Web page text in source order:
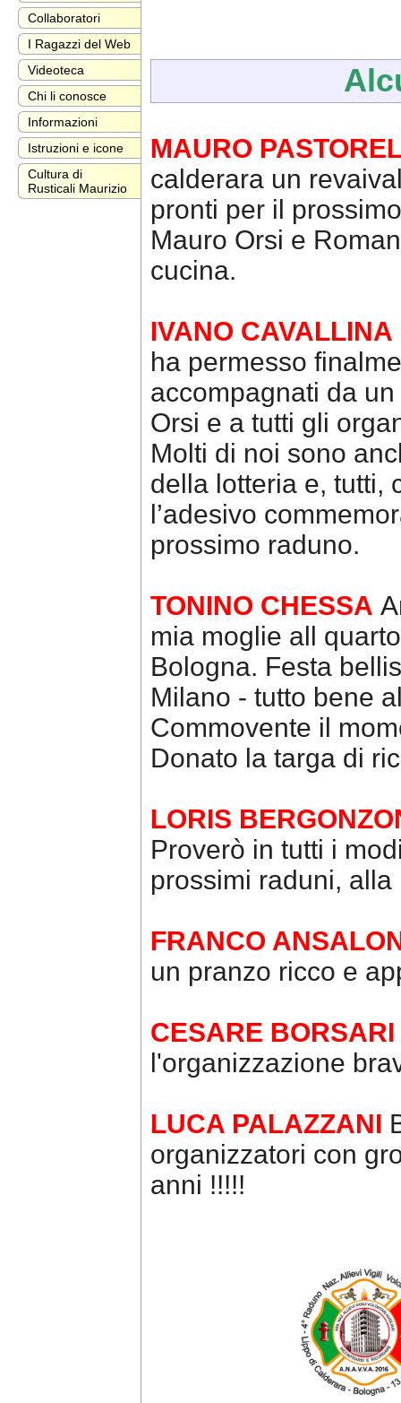
Collaboratori
I Ragazzi del Web
Videoteca
Chi li conosce
Informazioni
Istruzioni e icone
Cultura di
Rusticali Maurizio
MAURO
calderara un
pronti per il
Mauro Orsi e
cucina.
IVANO CAVALLINA
ha permesso
accompagnati da
Orsi e a tutti gli
Molti di noi sono
della lotteria e, tutti,
l’adesivo
prossimo raduno.
TONINO CHESSA
mia moglie all
Bologna. Festa
Milano - tutto bene
Commovente il
Donato la targa di
LORIS
Proverò in tutti i
prossimi raduni,
FRANCO
un pranzo ricco e
CESARE BORSARI
l'organizzazione
LUCA PALAZZANI
organizzatori con
anni !!!!!